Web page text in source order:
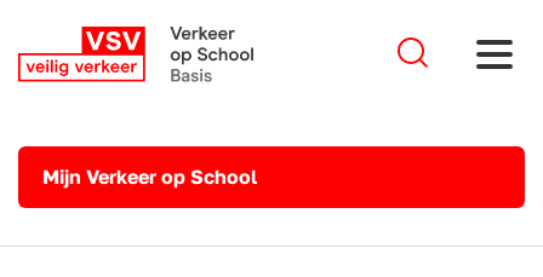
Mijn Verkeer op School